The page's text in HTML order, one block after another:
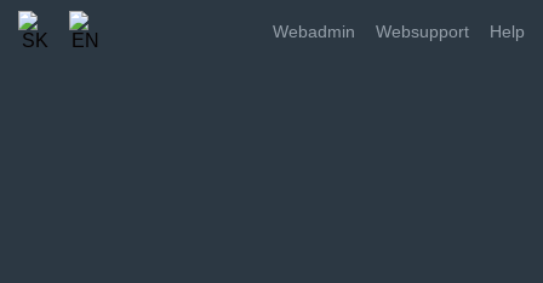
Webadmin Websupport Help